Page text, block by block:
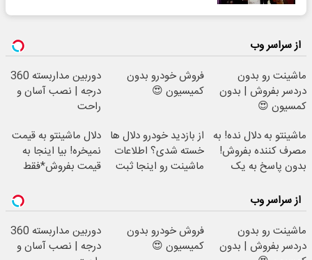
از سراسر وب
ماشینت رو بدون
دردسر بفروش | بدون
کمسیون 😍
فروش خودرو بدون
کمیسیون 😍
دوربین مداربسته 360
درجه | نصب آسان و
راحت
ماشینتو به دلال نده! به
مصرف کننده بفروش!
بدون پاسخ به یک
از بازدید خودرو دلال ها
خسته شدی؟ اطلاعات
ماشینت رو اینجا ثبت
دلال ماشینتو به قیمت
نمیخره! بیا اینجا به
قیمت بفروش*فقط
از سراسر وب
ماشینت رو بدون
دردسر بفروش | بدون
فروش خودرو بدون
کمیسیون 😍
دوربین مداربسته 360
درجه | نصب آسان و